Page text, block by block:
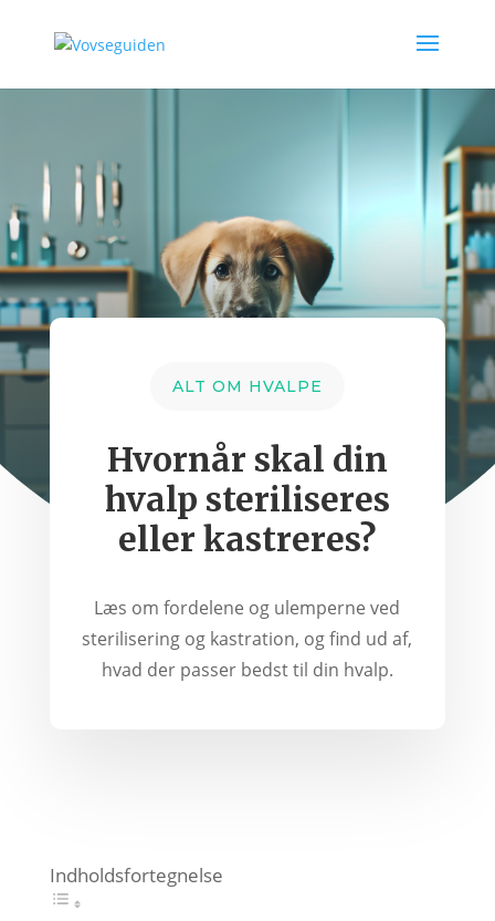
ALT OM HVALPE
Hvornår skal din
hvalp steriliseres
eller kastreres?
Læs om fordelene og ulemperne ved
sterilisering og kastration, og find ud af,
hvad der passer bedst til din hvalp.
Indholdsfortegnelse